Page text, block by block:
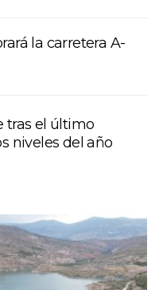
la carretera A-
tras el último
niveles del año